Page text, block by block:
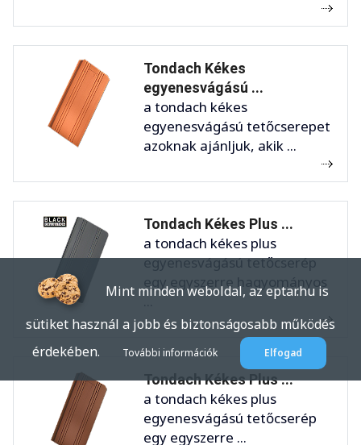
Tondach Kékes
egyenesvágású ...
a tondach kékes
egyenesvágású tetőcserepet
azoknak ajánljuk, akik ...
Tondach Kékes Plus ...
a tondach kékes plus
egyenesvágású tetőcserép
egy egyszerre hagyományos
...
Tondach Kékes Plus ...
a tondach kékes plus
egyenesvágású tetőcserép
egy egyszerre ...
Mint minden weboldal, az eptar.hu is
sütiket használ a jobb és biztonságosabb működés
érdekében.
További információk Elfogad